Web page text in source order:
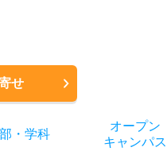
せ
・ 学科
オープン
キャンパス